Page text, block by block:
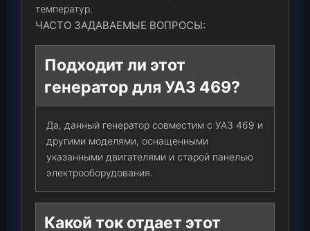
температур.
ЧАСТО ЗАДАВАЕМЫЕ ВОПРОСЫ:
Подходит ли этот
генератор для УАЗ 469?
Да, данный генератор совместим с УАЗ 469 и
другими моделями, оснащенными
указанными двигателями и старой панелью
электрооборудования.
Какой ток отдает этот